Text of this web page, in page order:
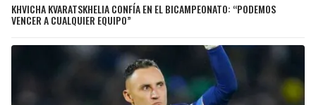
KHVICHA KVARATSKHELIA CONFÍA EN EL BICAMPEONATO: “PODEMOS
VENCER A CUALQUIER EQUIPO”